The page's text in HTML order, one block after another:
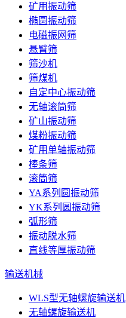
矿用振动筛
椭圆振动筛
电磁振网筛
悬臂筛
筛沙机
筛煤机
自定中心振动筛
无轴滚筒筛
矿山振动筛
煤粉振动筛
矿用单轴振动筛
棒条筛
滚筒筛
YA系列圆振动筛
YK系列圆振动筛
弧形筛
振动脱水筛
直线等厚振动筛
输送机械
WLS型无轴螺旋输送机
无轴螺旋输送机